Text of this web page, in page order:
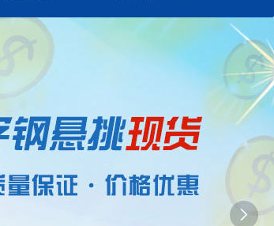
